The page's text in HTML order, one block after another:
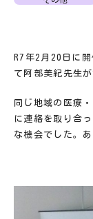
R7年2 月 20 日に
て阿部美紀先生
同じ地域の医療
に連絡を取り合
な機会でした。